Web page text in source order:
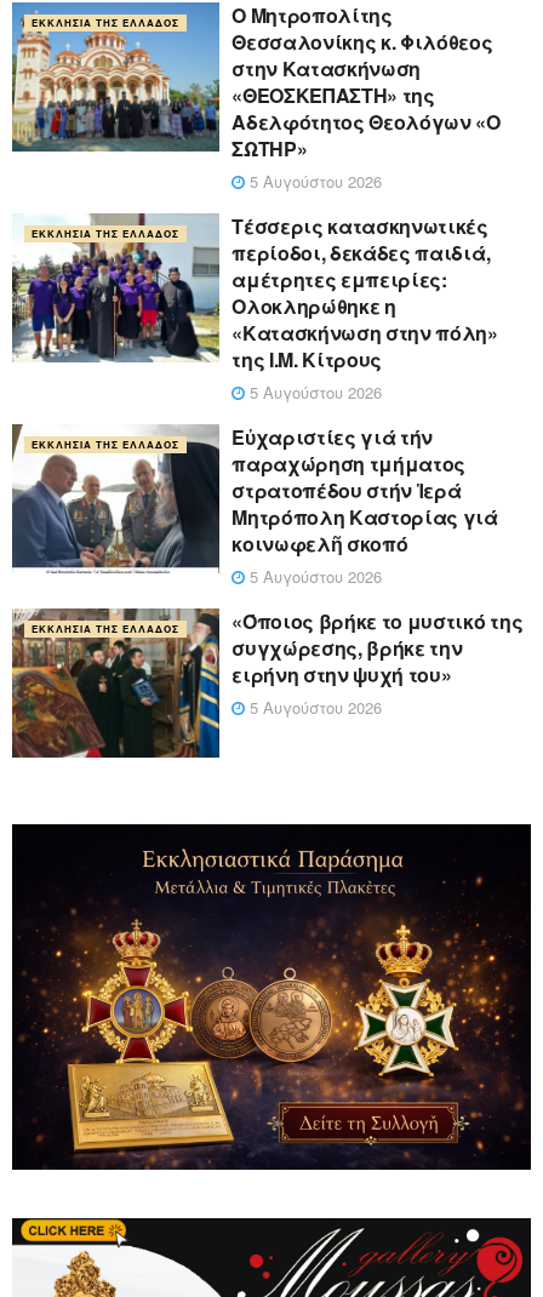
ΕΚΚΛΗΣΊΑ ΤΗΣ ΕΛΛΆΔΟΣ
Ο Μητροπολίτης
Θεσσαλονίκης κ. Φιλόθεος
στην Κατασκήνωση
«ΘΕΟΣΚΕΠΑΣΤΗ» της
Αδελφότητος Θεολόγων «Ο
ΣΩΤΗΡ»
5 Αυγούστου 2026
ΕΚΚΛΗΣΊΑ ΤΗΣ ΕΛΛΆΔΟΣ
Τέσσερις κατασκηνωτικές
περίοδοι, δεκάδες παιδιά,
αμέτρητες εμπειρίες:
Ολοκληρώθηκε η
«Κατασκήνωση στην πόλη»
της Ι.Μ. Κίτρους
5 Αυγούστου 2026
ΕΚΚΛΗΣΊΑ ΤΗΣ ΕΛΛΆΔΟΣ
Εὐχαριστίες γιά τήν
παραχώρηση τμήματος
στρατοπέδου στήν Ἱερά
Μητρόπολη Καστορίας γιά
κοινωφελῆ σκοπό
5 Αυγούστου 2026
ΕΚΚΛΗΣΊΑ ΤΗΣ ΕΛΛΆΔΟΣ
«Όποιος βρήκε το μυστικό της
συγχώρεσης, βρήκε την
ειρήνη στην ψυχή του»
5 Αυγούστου 2026